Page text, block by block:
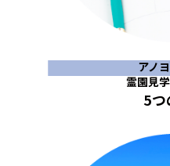
アノ
霊園見
5つ